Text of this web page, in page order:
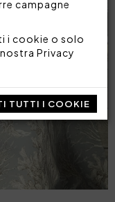
campagne
i cookie o solo
Privacy
TUTTI I COOKIE